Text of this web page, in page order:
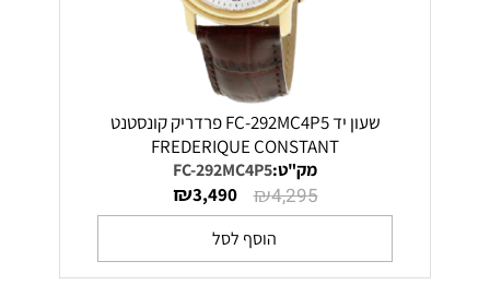
שעון יד FC-292MC4P5 פרדריק קונסטנט
FREDERIQUE CONSTANT
מק"ט:FC-292MC4P5
₪4,295
₪3,490
הוסף לסל